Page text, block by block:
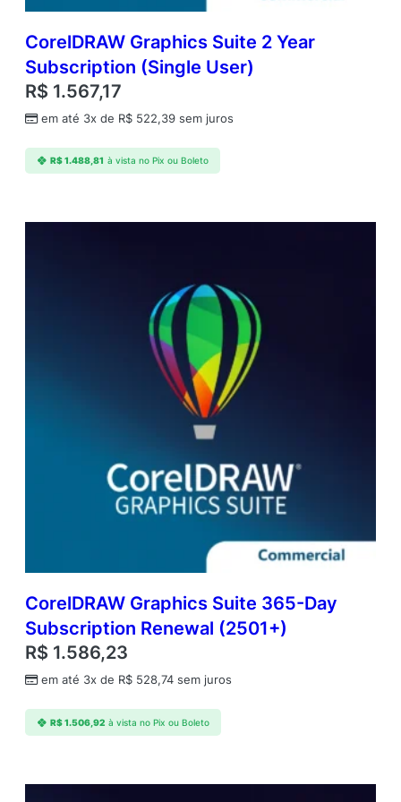
a
d
CorelDRAW Graphics Suite 2 Year
Subscription (Single User)
R$ 1.567,17
em até 3x de R$ 522,39 sem juros
R$1.488,81 à vista no Pix ou Boleto
CorelDRAW Graphics Suite 365-Day
Subscription Renewal (2501+)
R$ 1.586,23
em até 3x de R$ 528,74 sem juros
R$1.506,92 à vista no Pix ou Boleto